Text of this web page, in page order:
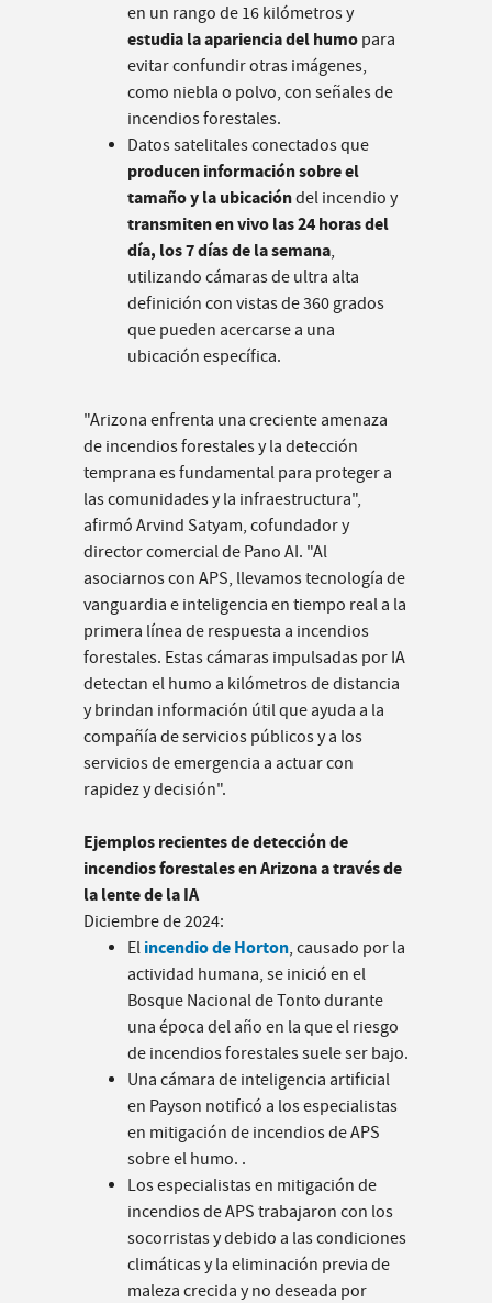
en un rango de 16 kilómetros y
estudia la apariencia del humo para
evitar confundir otras imágenes,
como niebla o polvo, con señales de
incendios forestales.
Datos satelitales conectados que
producen información sobre el
tamaño y la ubicacióndel incendio y
transmiten en vivo las 24 horas del
día, los 7 días de la semana,
utilizando cámaras de ultra alta
definición con vistas de 360 grados
que pueden acercarse a una
ubicación específica.
"Arizona enfrenta una creciente amenaza
de incendios forestales y la detección
temprana es fundamental para proteger a
las comunidades y la infraestructura",
afirmó Arvind Satyam, cofundador y
director comercial de Pano AI. "Al
asociarnos con APS, llevamos tecnología de
vanguardia e inteligencia en tiempo real a la
primera línea de respuesta a incendios
forestales. Estas cámaras impulsadas por IA
detectan el humo a kilómetros de distancia
y brindan información útil que ayuda a la
compañía de servicios públicos y a los
servicios de emergencia a actuar con
rapidez y decisión".
Ejemplos recientes de detección de
incendios forestales en Arizona a través de
la lente de la IA
Diciembre de 2024:
El incendio de Horton, causado por la
actividad humana, se inició en el
Bosque Nacional de Tonto durante
una época del año en la que el riesgo
de incendios forestales suele ser bajo.
Una cámara de inteligencia artificial
en Payson notificó a los especialistas
en mitigación de incendios de APS
sobre el humo. .
Los especialistas en mitigación de
incendios de APS trabajaron con los
socorristas y debido a las condiciones
climáticas y la eliminación previa de
maleza crecida y no deseada por